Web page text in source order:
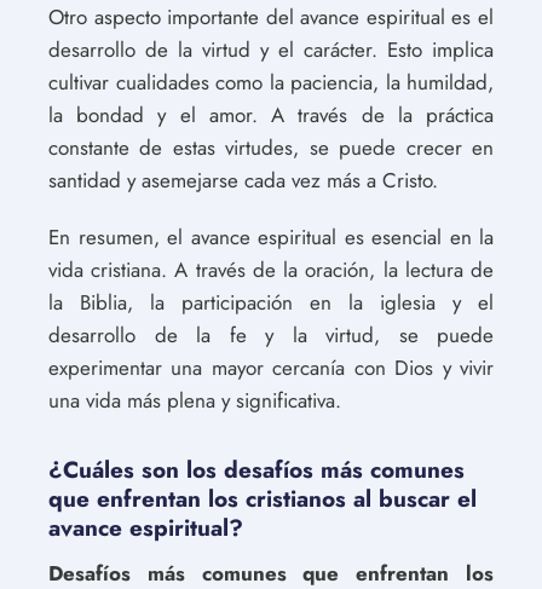
Otro aspecto importante del avance espiritual es el
desarrollo de la virtud y el carácter. Esto implica
cultivar cualidades como la paciencia, la humildad,
la bondad y el amor. A través de la práctica
constante de estas virtudes, se puede crecer en
santidad y asemejarse cada vez más a Cristo.
En resumen, el avance espiritual es esencial en la
vida cristiana. A través de la oración, la lectura de
la Biblia, la participación en la iglesia y el
desarrollo de la fe y la virtud, se puede
experimentar una mayor cercanía con Dios y vivir
una vida más plena y significativa.
¿Cuáles son los desafíos más comunes
que enfrentan los cristianos al buscar el
avance espiritual?
Desafíos más comunes que enfrentan los